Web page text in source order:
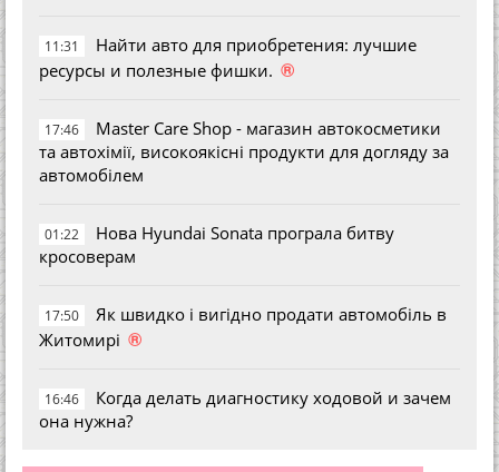
11:31
Найти авто для приобретения: лучшие
ресурсы и полезные фишки. ®
17:46
Master Care Shop - магазин автокосметики
та автохімії, високоякісні продукти для догляду за
автомобілем
01:22
Нова Hyundai Sonata програла битву
кросоверам
17:50
Як швидко і вигідно продати автомобіль в
Житомирі ®
16:46
Когда делать диагностику ходовой и зачем
она нужна?